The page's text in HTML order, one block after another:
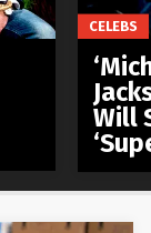
CELEBS
Will